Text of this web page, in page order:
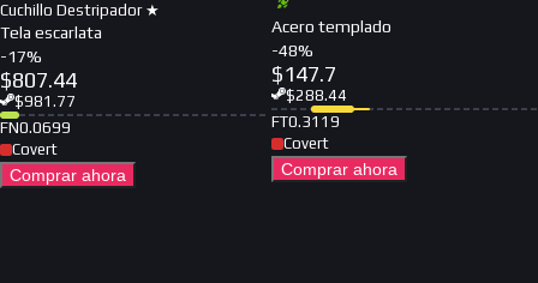
Cuchillo Destripador ★
Tela escarlata
-17%
$807.44
$981.77
FN0.0699
Covert
Comprar ahora
Acero templado
-48%
$147.7
$288.44
FT0.3119
Covert
Comprar ahora